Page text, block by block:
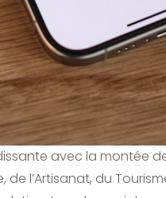
avec la montée
de l’Artisanat, du